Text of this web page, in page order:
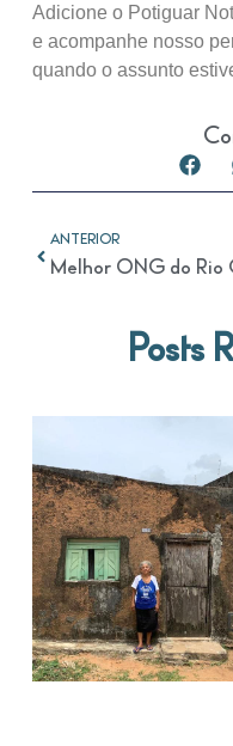
Adicione o Potiguar
e acompanhe nosso
quando o assunto
ANTERIOR
Posts